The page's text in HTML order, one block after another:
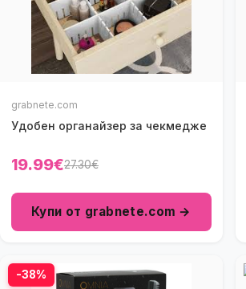
grabnete.com
Удобен органайзер за чекмедже
19.99€27.30€
Купи от grabnete.com →
-38%